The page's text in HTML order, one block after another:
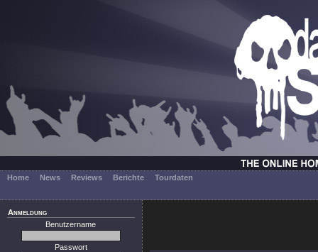
Home News Reviews Berichte Tourdaten
Anmeldung
Benutzername
Passwort